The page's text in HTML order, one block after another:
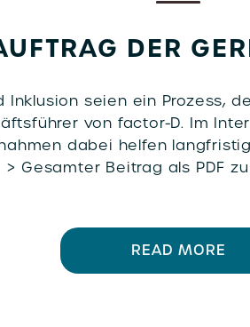
DER
Inklusion seien ein Prozess,
von factor-D. Im
dabei helfen
> Gesamter Beitrag als PDF
READ MORE